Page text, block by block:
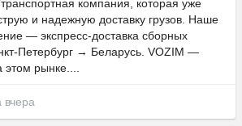
компания, которая уже
и надежную доставку грузов. Наше
— экспресс-доставка сборных
Петербург → Беларусь. VOZIM —
этом рынке....
вчера